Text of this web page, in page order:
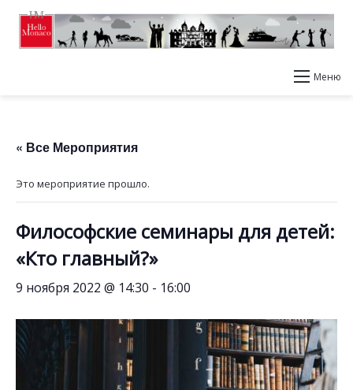
Меню
« Все Мероприятия
Это мероприятие прошло.
Философские семинары для детей:
«Кто главный?»
9 ноября 2022 @ 14:30 - 16:00